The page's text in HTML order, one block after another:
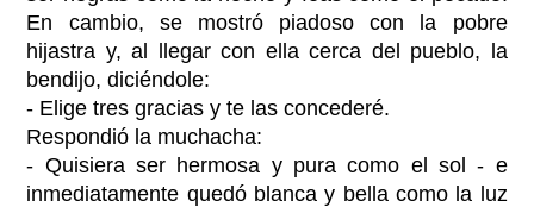
En cambio, se mostró piadoso con la pobre
hijastra y, al llegar con ella cerca del pueblo, la
bendijo, diciéndole:
- Elige tres gracias y te las concederé.
Respondió la muchacha:
- Quisiera ser hermosa y pura como el sol - e
inmediatamente quedó blanca y bella como la luz